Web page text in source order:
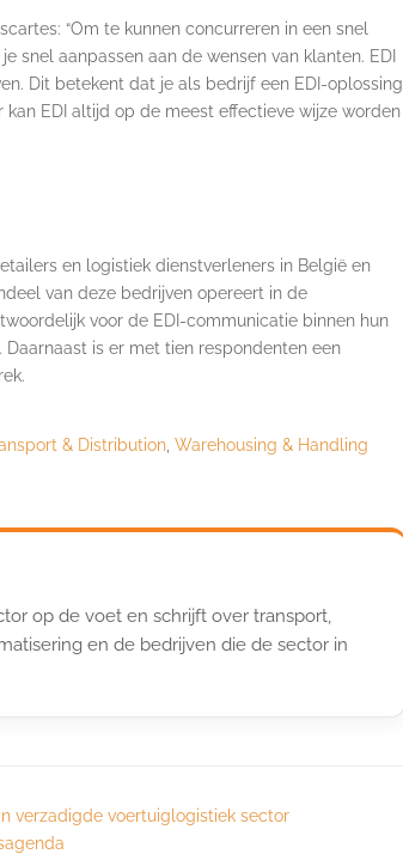
“Om te kunnen concurreren in een snel
snel aanpassen aan de wensen van klanten. EDI
Dit betekent dat je als bedrijf een EDI-oplossing
EDI altijd op de meest effectieve wijze worden
en logistiek dienstverleners in België en
van deze bedrijven opereert in de
voor de EDI-communicatie binnen hun
is er met tien respondenten een
& Distribution Warehousing & Handling
op de voet en schrijft over transport,
en de bedrijven die de sector in
verzadigde voertuiglogistiek sector